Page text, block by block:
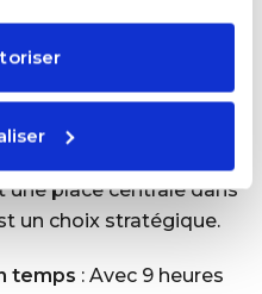
place centrale dans
un choix stratégique.
temps : Avec 9 heures